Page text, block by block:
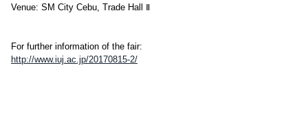
Venue: SM City Cebu, Trade Hall Ⅱ
For further information of the fair:
http://www.iuj.ac.jp/20170815-2/